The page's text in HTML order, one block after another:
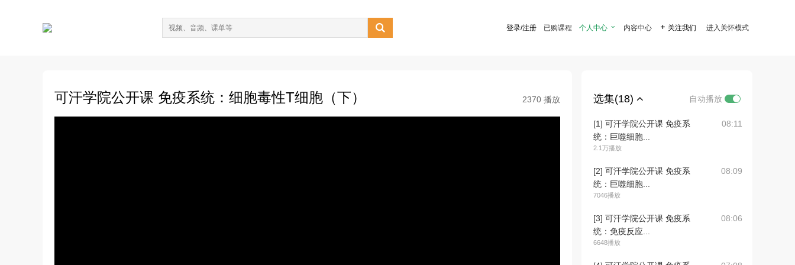
 登录/注册 已购课程 个人中心  内容中心  关注我们 进入关怀模式
可汗学院公开课 免疫系统：细胞毒性T细胞（下） 2370 播放 选集(18) 自动播放
[1] 可汗学院公开课 免疫系
统：巨噬细胞...
2.1万播放
08:11
[2] 可汗学院公开课 免疫系
统：巨噬细胞...
7046播放
08:09
[3] 可汗学院公开课 免疫系
统：免疫反应...
6648播放
08:06